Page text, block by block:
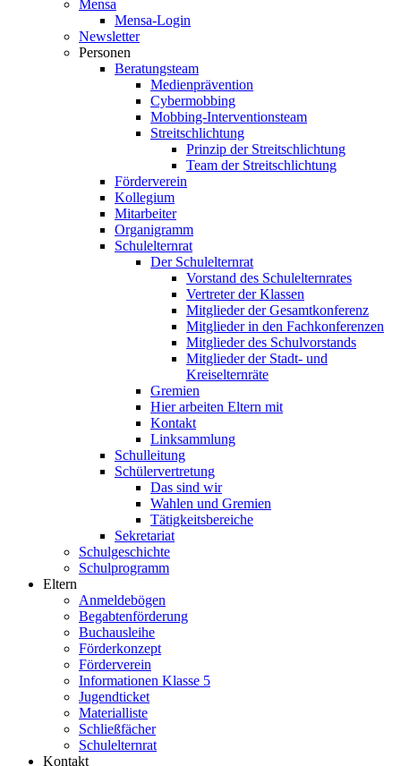
Mensa
Mensa-Login
Newsletter
Personen
Beratungsteam
Medienprävention
Cybermobbing
Mobbing-Interventionsteam
Streitschlichtung
Prinzip der Streitschlichtung
Team der Streitschlichtung
Förderverein
Kollegium
Mitarbeiter
Organigramm
Schulelternrat
Der Schulelternrat
Vorstand des Schulelternrates
Vertreter der Klassen
Mitglieder der Gesamtkonferenz
Mitglieder in den Fachkonferenzen
Mitglieder des Schulvorstands
Mitglieder der Stadt- und
Kreiselternräte
Gremien
Hier arbeiten Eltern mit
Kontakt
Linksammlung
Schulleitung
Schülervertretung
Das sind wir
Wahlen und Gremien
Tätigkeitsbereiche
Sekretariat
Schulgeschichte
Schulprogramm
Eltern
Anmeldebögen
Begabtenförderung
Buchausleihe
Förderkonzept
Förderverein
Informationen Klasse 5
Jugendticket
Materialliste
Schließfächer
Schulelternrat
Kontakt